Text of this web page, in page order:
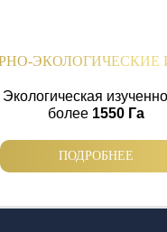
ЭКОЛОГИЧЕСКИЕ
Экологическая
более 1550 Га
ПОДРОБНЕЕ